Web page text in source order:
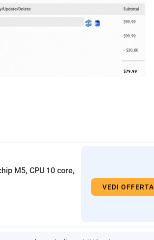
M5, CPU 10 core,
VEDI OFFERTA